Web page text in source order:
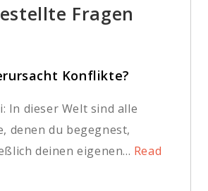
Fragen
Konflikte?
In dieser Welt sind alle
denen du begegnest,
deinen eigenen... Read